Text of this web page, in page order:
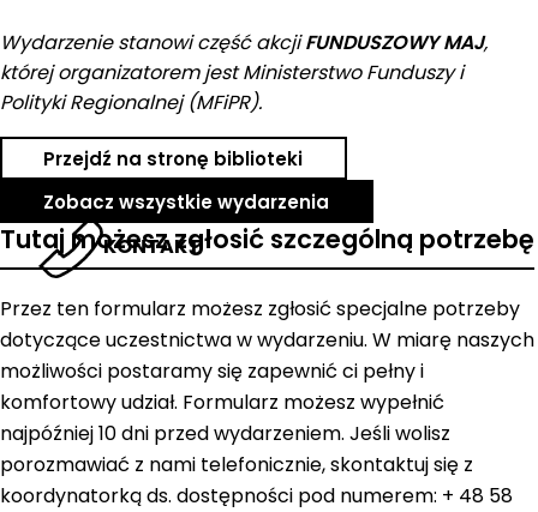
KONTAKT
Wydarzenie stanowi część akcji FUNDUSZOWY MAJ,
której organizatorem jest Ministerstwo Funduszy i
Polityki Regionalnej (MFiPR).
Przejdź na stronę biblioteki
Zobacz wszystkie wydarzenia
Tutaj możesz zgłosić szczególną potrzebę
Przez ten formularz możesz zgłosić specjalne potrzeby
dotyczące uczestnictwa w wydarzeniu. W miarę naszych
możliwości postaramy się zapewnić ci pełny i
komfortowy udział. Formularz możesz wypełnić
najpóźniej 10 dni przed wydarzeniem. Jeśli wolisz
porozmawiać z nami telefonicznie, skontaktuj się z
koordynatorką ds. dostępności pod numerem: + 48 58